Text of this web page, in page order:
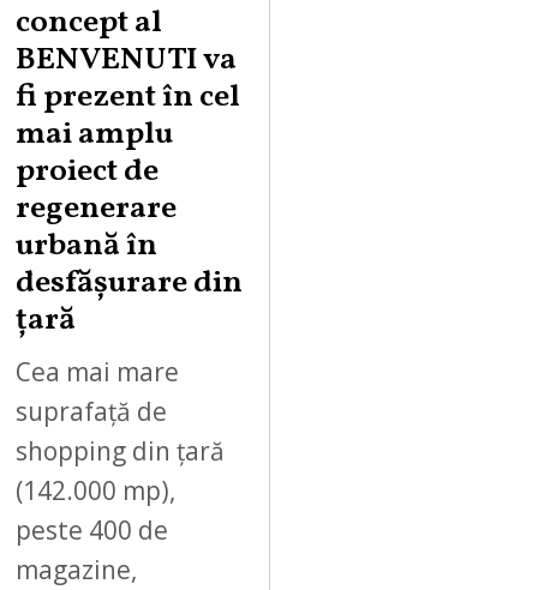
concept al
BENVENUTI va
fi prezent în cel
mai amplu
proiect de
regenerare
urbană în
desfășurare din
țară
Cea mai mare
suprafață de
shopping din țară
(142.000 mp),
peste 400 de
magazine,